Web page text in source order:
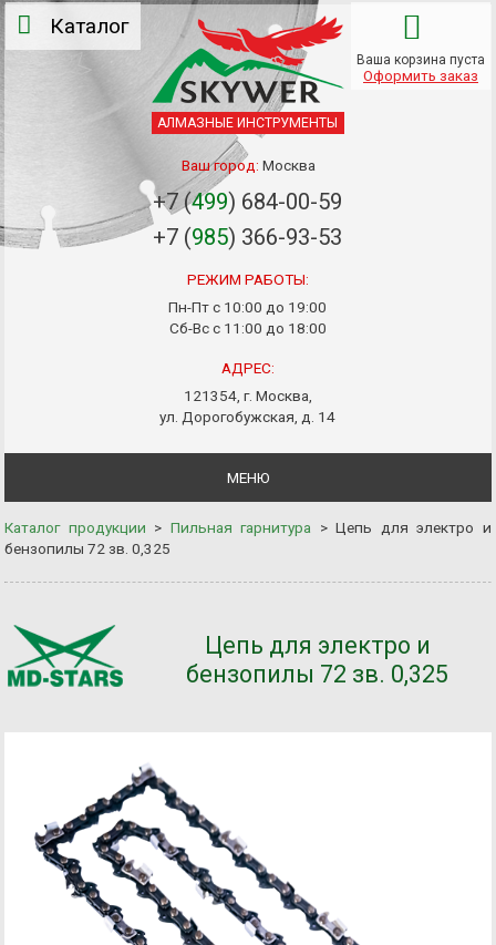
АЛМАЗНЫЕ ИНСТРУМЕНТЫ
Ваш город: Москва
+7 (499) 684-00-59
+7 (985) 366-93-53
РЕЖИМ РАБОТЫ:
Пн-Пт с 10:00 до 19:00
Сб-Вс с 11:00 до 18:00
АДРЕС:
121354, г. Москва,
ул. Дорогобужская, д. 14
Ваша корзина пуста
Оформить заказ
МЕНЮ
Каталог продукции > Пильная гарнитура >Цепь для электро и
бензопилы 72 зв. 0,325
Цепь для электро и
бензопилы 72 зв. 0,325
Каталог